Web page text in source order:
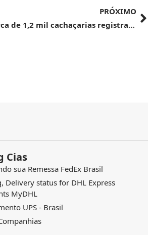
PRÓXIMO
Brasil ultrapassa a marca de 1,2 mil cachaçarias registras em todo o país
Cias
sua Remessa FedEx Brasil
Delivery status for DHL Express
MyDHL
UPS - Brasil